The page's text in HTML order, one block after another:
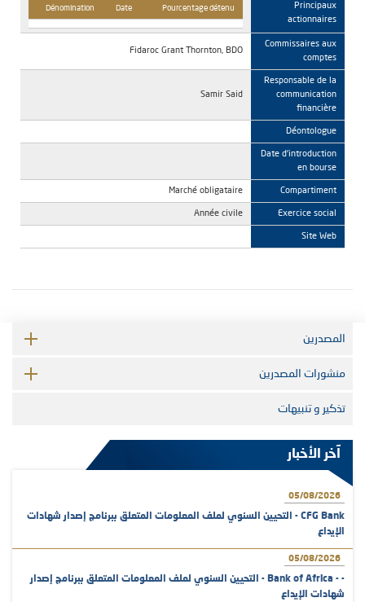
Principaux
actionnaires
Dénomination Date Pourcentage détenu
Commissaires aux
comptes
Fidaroc Grant Thornton, BDO
Responsable de la
communication
financière
Samir Said
Déontologue
Date d'introduction
en bourse
Compartiment
Marché obligataire
Exercice social
Année civile
Site Web
المصدرين
منشورات المصدرين
تذكير و تنبيهات
آخر الأخبار
05/08/2026
CFG Bank - التحيين السنوي لملف المعلومات المتعلق ببرنامج إصدار شهادات
الإيداع
05/08/2026
- - Bank of Africa - التحيين السنوي لملف المعلومات المتعلق ببرنامج إصدار
شهادات الإيداع